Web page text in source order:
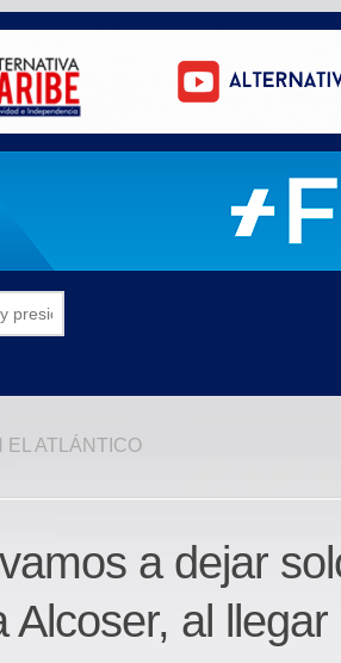
EL ATLÁNTICO
a dejar
Alcoser, al